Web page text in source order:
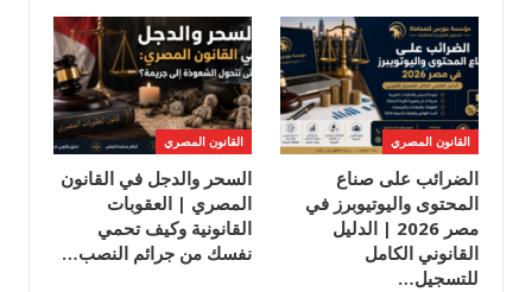
القانون المصري
الضرائب على صناع
المحتوى واليوتيوبرز في
مصر 2026 | الدليل
القانوني الكامل
للتسجيل…
القانون المصري
السحر والدجل في القانون
المصري | العقوبات
القانونية وكيف تحمي
نفسك من جرائم النصب…